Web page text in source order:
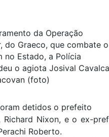
da Operação
do Graeco, que combate
no Estado, a Polícia
o agiota Josival
(foto)
detidos o prefeito
Richard Nixon, e o ex-
Roberto.